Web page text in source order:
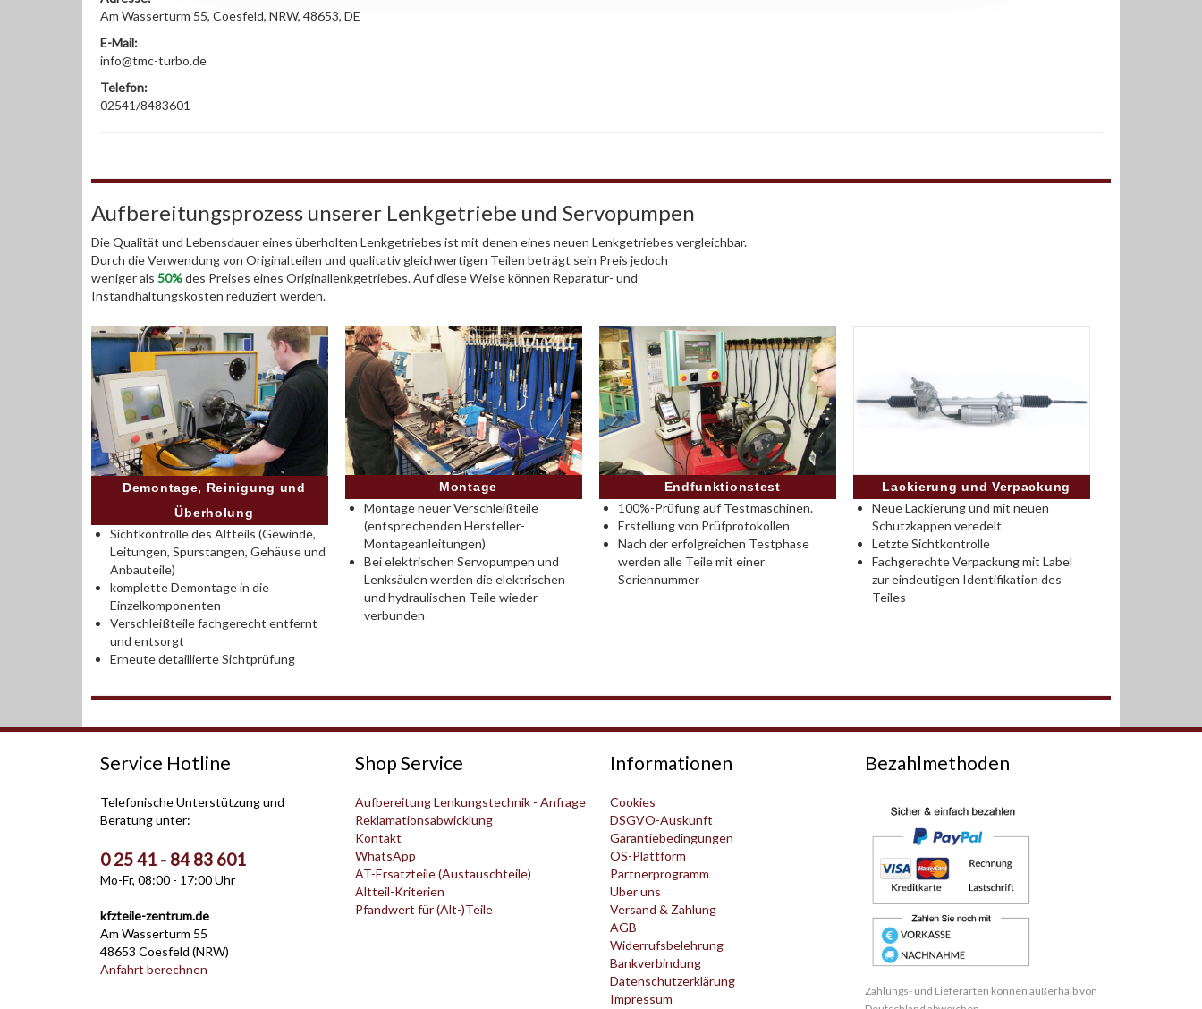
Am Wasserturm 55, Coesfeld, NRW, 48653, DE
E-Mail:
info@tmc-turbo.de
Telefon:
02541/8483601
Aufbereitungsprozess unserer Lenkgetriebe und Servopumpen
Die Qualität und Lebensdauer eines überholten Lenkgetriebes ist mit denen eines neuen Lenkgetriebes vergleichbar.
Durch die Verwendung von Originalteilen und qualitativ gleichwertigen Teilen beträgt sein Preis jedoch
weniger als 50%des Preises eines Originallenkgetriebes. Auf diese Weise können Reparatur- und
Instandhaltungskosten reduziert werden.
Demontage, Reinigung und
Überholung
Sichtkontrolle des Altteils (Gewinde,
Leitungen, Spurstangen, Gehäuse und
Anbauteile)
komplette Demontage in die
Einzelkomponenten
Verschleißteile fachgerecht entfernt
und entsorgt
Erneute detaillierte Sichtprüfung
Montage
Montage neuer Verschleißteile
(entsprechenden Hersteller-
Montageanleitungen)
Bei elektrischen Servopumpen und
Lenksäulen werden die elektrischen
und hydraulischen Teile wieder
verbunden
Endfunktionstest
100%-Prüfung auf Testmaschinen.
Erstellung von Prüfprotokollen
Nach der erfolgreichen Testphase
werden alle Teile mit einer
Seriennummer
Lackierung und Verpackung
Neue Lackierung und mit neuen
Schutzkappen veredelt
Letzte Sichtkontrolle
Fachgerechte Verpackung mit Label
zur eindeutigen Identifikation des
Teiles
Service Hotline
Telefonische Unterstützung und
Beratung unter:
0 25 41 - 84 83 601
Mo-Fr, 08:00 - 17:00 Uhr
kfzteile-zentrum.de
Am Wasserturm 55
48653 Coesfeld (NRW)
Anfahrt berechnen
Shop Service
Aufbereitung Lenkungstechnik - Anfrage
Reklamationsabwicklung
Kontakt
WhatsApp
AT-Ersatzteile (Austauschteile)
Altteil-Kriterien
Pfandwert für (Alt-)Teile
Informationen
Cookies
DSGVO-Auskunft
Garantiebedingungen
OS-Plattform
Partnerprogramm
Über uns
Versand & Zahlung
AGB
Widerrufsbelehrung
Bankverbindung
Datenschutzerklärung
Impressum
Bezahlmethoden
Zahlungs- und Lieferarten können außerhalb von